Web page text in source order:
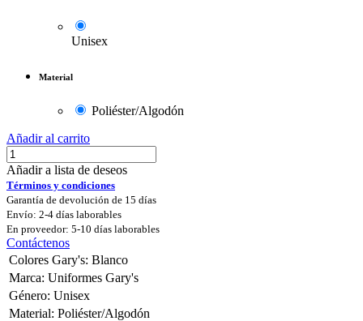
Unisex
Material
Poliéster/Algodón
Añadir al carrito
Añadir a lista de deseos
Términos y condiciones
Garantía de devolución de 15 días
Envío: 2-4 días laborables
En proveedor: 5-10 días laborables
Contáctenos
Colores Gary's: Blanco
Marca: Uniformes Gary's
Género: Unisex
Material: Poliéster/Algodón